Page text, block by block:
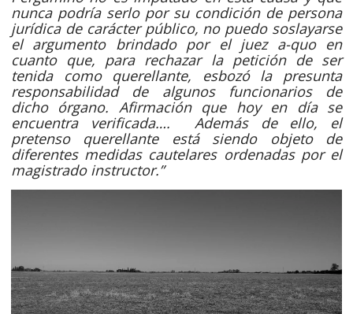
nunca podría serlo por su condición de persona
jurídica de carácter público, no puedo soslayarse
el argumento brindado por el juez a-quo en
cuanto que, para rechazar la petición de ser
tenida como querellante, esbozó la presunta
responsabilidad de algunos funcionarios de
dicho órgano. Afirmación que hoy en día se
encuentra verificada…. Además de ello, el
pretenso querellante está siendo objeto de
diferentes medidas cautelares ordenadas por el
magistrado instructor.”